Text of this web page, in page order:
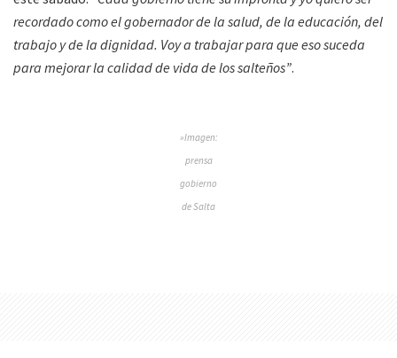
recordado como el gobernador de la salud, de la educación, del
trabajo y de la dignidad. Voy a trabajar para que eso suceda
para mejorar la calidad de vida de los salteños”.
»Imagen:
prensa
gobierno
de Salta